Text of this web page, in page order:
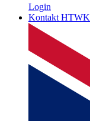
Login
Kontakt HTWK